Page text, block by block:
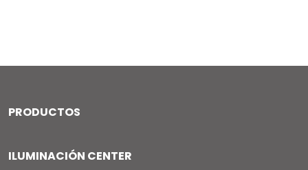
PRODUCTOS
ILUMINACIÓN CENTER